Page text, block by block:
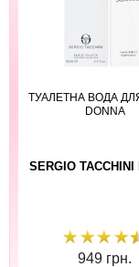
ТУАЛЕТНА ВОДА
DONNA
SERGIO TACCHINI
949 грн.